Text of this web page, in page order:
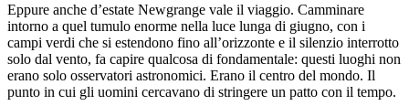
Eppure anche d’estate Newgrange vale il viaggio. Camminare
intorno a quel tumulo enorme nella luce lunga di giugno, con i
campi verdi che si estendono fino all’orizzonte e il silenzio interrotto
solo dal vento, fa capire qualcosa di fondamentale: questi luoghi non
erano solo osservatori astronomici. Erano il centro del mondo. Il
punto in cui gli uomini cercavano di stringere un patto con il tempo.